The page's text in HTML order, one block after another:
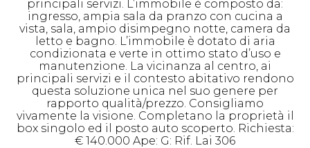
principali servizi. L’immobile è composto da:
ingresso, ampia sala da pranzo con cucina a
vista, sala, ampio disimpegno notte, camera da
letto e bagno. L’immobile è dotato di aria
condizionata e verte in ottimo stato d’uso e
manutenzione. La vicinanza al centro, ai
principali servizi e il contesto abitativo rendono
questa soluzione unica nel suo genere per
rapporto qualità/prezzo. Consigliamo
vivamente la visione. Completano la proprietà il
box singolo ed il posto auto scoperto. Richiesta:
€ 140.000 Ape: G: Rif. Lai 306